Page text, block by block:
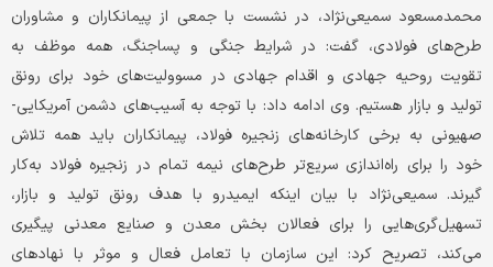
محمدمسعود سمیعی‌نژاد، در نشست با جمعی از پیمانکاران و مشاوران
طرح‌های فولادی، گفت: در شرایط جنگی و پساجنگ، همه موظف به
تقویت روحیه جهادی و اقدام جهادی در مسوولیت‌های خود برای رونق
تولید و بازار هستیم. وی ادامه داد: با توجه به آسیب‌های دشمن آمریکایی-
صهیونی به برخی کارخانه‌های زنجیره فولاد، پیمانکاران باید همه تلاش
خود را برای راه‌اندازی سریع‌تر طرح‌های نیمه تمام در زنجیره فولاد به‌کار
گیرند. سمیعی‌نژاد با بیان اینکه ایمیدرو با هدف رونق تولید و بازار،
تسهیل‌گری‌هایی را برای فعالان بخش معدن و صنایع معدنی پیگیری
می‌کند، تصریح کرد: این سازمان با تعامل فعال و موثر با نهادهای